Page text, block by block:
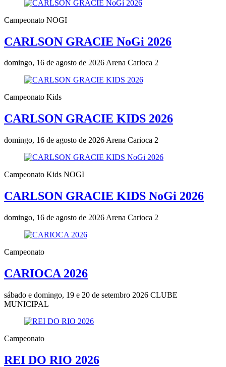
Campeonato NOGI
CARLSON GRACIE NoGi 2026
domingo, 16 de agosto de 2026Arena Carioca 2
Campeonato Kids
CARLSON GRACIE KIDS 2026
domingo, 16 de agosto de 2026 Arena Carioca 2
Campeonato Kids NOGI
CARLSON GRACIE KIDS NoGi 2026
domingo, 16 de agosto de 2026 Arena Carioca 2
Campeonato
CARIOCA 2026
sábado e domingo, 19 e 20 de setembro 2026 CLUBE
MUNICIPAL
Campeonato
REI DO RIO 2026